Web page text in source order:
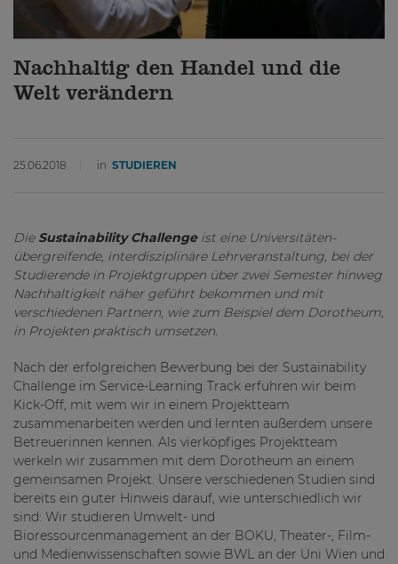
Nachhaltig den Handel und die
Welt verändern
25.06.2018 in STUDIEREN
Die Sustainability Challengeist eine Universitäten-
übergreifende, interdisziplinäre Lehrveranstaltung, bei der
Studierende in Projektgruppen über zwei Semester hinweg
Nachhaltigkeit näher geführt bekommen und mit
verschiedenen Partnern, wie zum Beispiel dem Dorotheum,
in Projekten praktisch umsetzen.
Nach der erfolgreichen Bewerbung bei der Sustainability
Challenge im Service-Learning Track erfuhren wir beim
Kick-Off, mit wem wir in einem Projektteam
zusammenarbeiten werden und lernten außerdem unsere
Betreuerinnen kennen. Als vierköpfiges Projektteam
werkeln wir zusammen mit dem Dorotheum an einem
gemeinsamen Projekt. Unsere verschiedenen Studien sind
bereits ein guter Hinweis darauf, wie unterschiedlich wir
sind: Wir studieren Umwelt- und
Bioressourcenmanagement an der BOKU, Theater-, Film-
und Medienwissenschaften sowie BWL an der Uni Wien und